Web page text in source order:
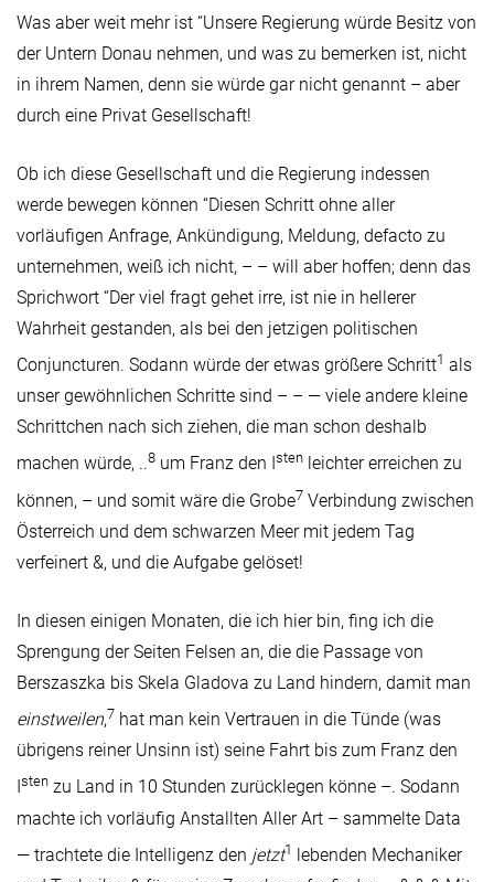
Was aber weit mehr ist “Unsere Regierung würde Besitz von
der Untern Donau nehmen, und was zu bemerken ist, nicht
in ihrem Namen, denn sie würde gar nicht genannt – aber
durch eine Privat Gesellschaft!
Ob ich diese Gesellschaft und die Regierung indessen
werde bewegen können “Diesen Schritt ohne aller
vorläufigen Anfrage, Ankündigung, Meldung, defacto zu
unternehmen, weiß ich nicht, – – will aber hoffen; denn das
Sprichwort “Der viel fragt gehet irre, ist nie in hellerer
Wahrheit gestanden, als bei den jetzigen politischen
Conjuncturen. Sodann würde der etwas größere Schritt1 als
unser gewöhnlichen Schritte sind – – — viele andere kleine
Schrittchen nach sich ziehen, die man schon deshalb
machen würde, ..8 um Franz den I sten leichter erreichen zu
können, – und somit wäre die Grobe7 Verbindung zwischen
Österreich und dem schwarzen Meer mit jedem Tag
verfeinert &, und die Aufgabe gelöset!
In diesen einigen Monaten, die ich hier bin, fing ich die
Sprengung der Seiten Felsen an, die die Passage von
Berszaszka bis Skela Gladova zu Land hindern, damit man
einstweilen,7 hat man kein Vertrauen in die Tünde (was
übrigens reiner Unsinn ist) seine Fahrt bis zum Franz den
sten zu Land in 10 Stunden zurücklegen könne –. Sodann
machte ich vorläufig Anstallten Aller Art – sammelte Data
— trachtete die Intelligenz den jetzt1 lebenden Mechaniker